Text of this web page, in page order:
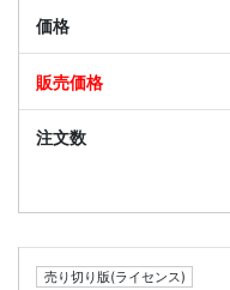
売り切り版(ライセンス)